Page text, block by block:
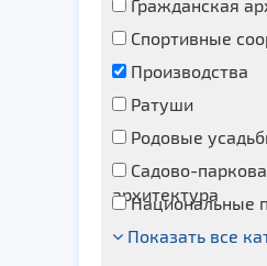
Гражданская
Спортивные
Производства
Ратуши
Родовые
Садово-
архитектура
Национальные
заказники
Озера и
Показать все